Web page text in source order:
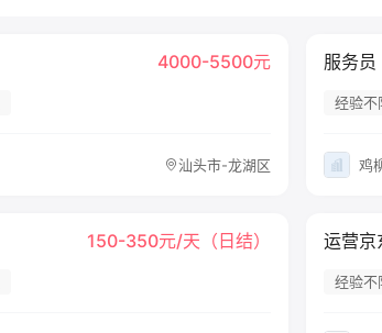
4000-5500元
汕头市-龙湖区
服务员
经验不
鸡
150-350元/天（日结） 运营京
经验不